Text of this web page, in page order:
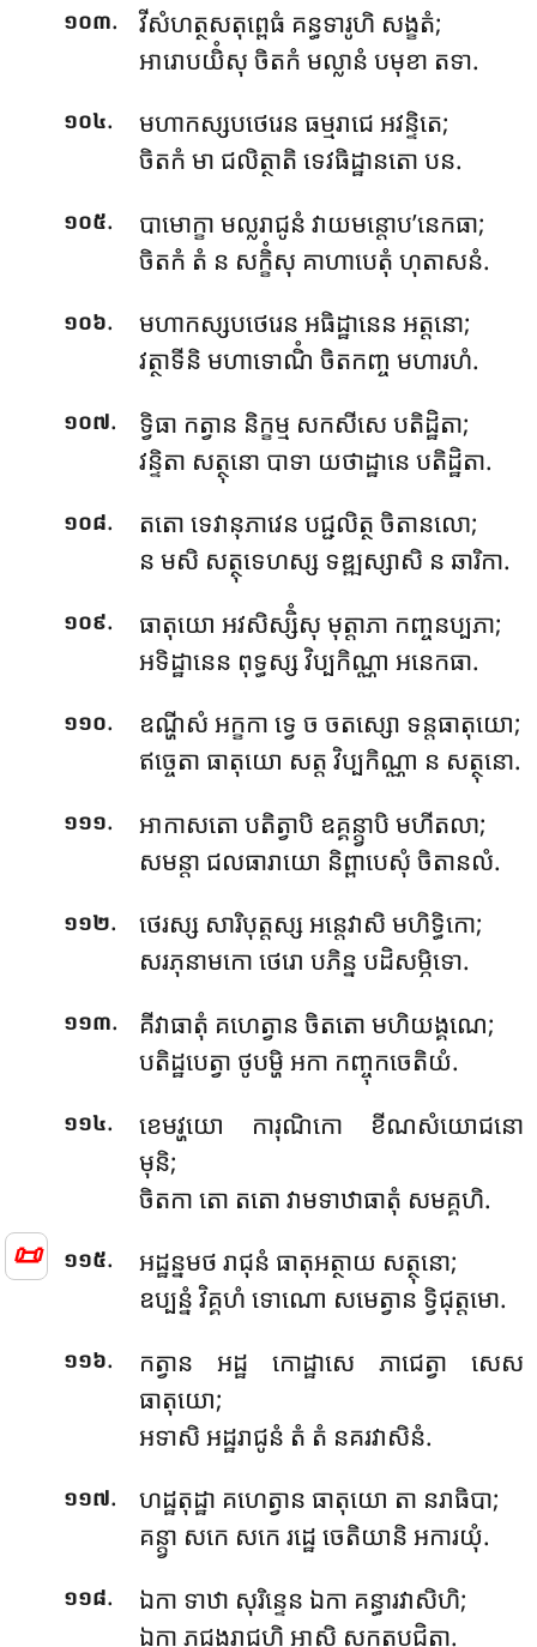
📜
១០៣.
វីសំហត្ថសតុព្ពេធំ គន្ធទារូហិ សង្ខតំ;
អារោបយិំសុ ចិតកំ មល្លានំ បមុខា តទា.
១០៤.
មហាកស្សបថេរេន ធម្មរាជេ អវន្ទិតេ;
ចិតកំ មា ជលិត្ថាតិ ទេវធិដ្ឋានតោ បន.
១០៥.
បាមោក្ខា មល្លរាជូនំ វាយមន្តោប’នេកធា;
ចិតកំ តំ ន សក្ខិំសុ គាហាបេតុំ ហុតាសនំ.
១០៦.
មហាកស្សបថេរេន អធិដ្ឋានេន អត្តនោ;
វត្ថាទីនិ មហាទោណិំ ចិតកញ្ច មហារហំ.
១០៧.
ទ្វិធា កត្វាន និក្ខម្ម សកសីសេ បតិដ្ឋិតា;
វន្ទិតា សត្ថុនោ បាទា យថាដ្ឋានេ បតិដ្ឋិតា.
១០៨.
តតោ ទេវានុភាវេន បជ្ជលិត្ថ ចិតានលោ;
ន មសិ សត្ថុទេហស្ស ទឌ្ឍស្សាសិ ន ឆារិកា.
១០៩.
ធាតុយោ អវសិស្សិំសុ មុត្តាភា កញ្ចនប្បភា;
អទិដ្ឋានេន ពុទ្ធស្ស វិប្បកិណ្ណា អនេកធា.
១១០.
ឧណ្ហីសំ អក្ខកា ទ្វេ ច ចតស្សោ ទន្តធាតុយោ;
ឥច្ចេតា ធាតុយោ សត្ត វិប្បកិណ្ណា ន សត្ថុនោ.
១១១.
អាកាសតោ បតិត្វាបិ ឧគ្គន្ត្វាបិ មហីតលា;
សមន្តា ជលធារាយោ និព្ពាបេសុំ ចិតានលំ.
១១២.
ថេរស្ស សារិបុត្តស្ស អន្តេវាសិ មហិទ្ធិកោ;
សរភុនាមកោ ថេរោ បភិន្ន បដិសម្ភិទោ.
១១៣.
គីវាធាតុំ គហេត្វាន ចិតតោ មហិយង្គណេ;
បតិដ្ឋបេត្វា ថូបម្ហិ អកា កញ្ចុកចេតិយំ.
១១៤.
ខេមវ្ហយោ ការុណិកោ ខីណសំយោជនោ
មុនិ;
ចិតកា តោ តតោ វាមទាឋាធាតុំ សមគ្គហិ.
១១៥.
អដ្ឋន្នមថ រាជុនំ ធាតុអត្ថាយ សត្ថុនោ;
ឧប្បន្នំ វិគ្គហំ ទោណោ សមេត្វាន ទ្វិជុត្តមោ.
១១៦.
កត្វាន អដ្ឋ កោដ្ឋាសេ ភាជេត្វា សេស
ធាតុយោ;
អទាសិ អដ្ឋរាជូនំ តំ តំ នគរវាសិនំ.
១១៧.
ហដ្ឋតុដ្ឋា គហេត្វាន ធាតុយោ តា នរាធិបា;
គន្ត្វា សកេ សកេ រដ្ឋេ ចេតិយានិ អការយុំ.
១១៨.
ឯកា ទាឋា សុរិន្ទេន ឯកា គន្ធារវាសិហិ;
ឯកា ភុជង្គរាជូហិ អាសិ សក្កតបូជិតា.